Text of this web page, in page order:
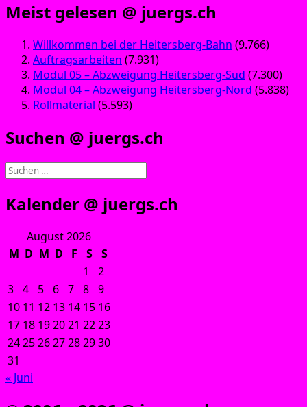
Meist gelesen @ juergs.ch
Willkommen bei der Heitersberg-Bahn (9.766)
Auftragsarbeiten (7.931)
Modul 05 – Abzweigung Heitersberg-Süd (7.300)
Modul 04 – Abzweigung Heitersberg-Nord (5.838)
Rollmaterial (5.593)
Suchen @ juergs.ch
Suchen
Kalender @ juergs.ch
August 2026
M D M D F S
S
1
2
3 4 5 6 7 8 9
10 11 12 13 14 15 16
17 18 192021 2223
24252627282930
31
« Juni